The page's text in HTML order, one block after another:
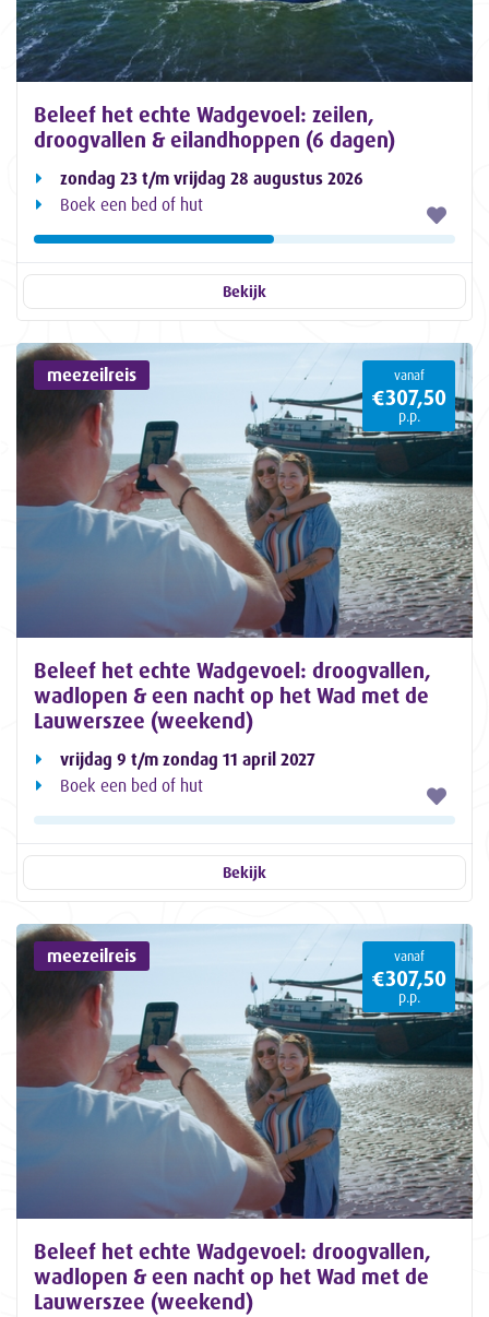
Beleef het echte Wadgevoel: zeilen,
droogvallen & eilandhoppen (6 dagen)
zondag 23 t/m vrijdag 28 augustus 2026
Boek een bed of hut
Bekijk
meezeilreis vanaf
€307,50
p.p.
Beleef het echte Wadgevoel: droogvallen,
wadlopen & een nacht op het Wad met de
Lauwerszee (weekend)
vrijdag 9 t/m zondag 11 april 2027
Boek een bed of hut
Bekijk
meezeilreis vanaf
€307,50
p.p.
Beleef het echte Wadgevoel: droogvallen,
wadlopen & een nacht op het Wad met de
Lauwerszee (weekend)